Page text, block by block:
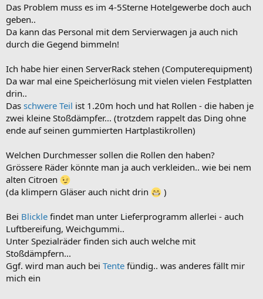
Das Problem muss es im 4-5Sterne Hotelgewerbe doch auch
geben..
Da kann das Personal mit dem Servierwagen ja auch nich
durch die Gegend bimmeln!
Ich habe hier einen ServerRack stehen (Computerequipment)
Da war mal eine Speicherlösung mit vielen vielen Festplatten
drin..
Das schwere Teil ist 1.20m hoch und hat Rollen - die haben je
zwei kleine Stoßdämpfer... (trotzdem rappelt das Ding ohne
ende auf seinen gummierten Hartplastikrollen)
Welchen Durchmesser sollen die Rollen den haben?
Grössere Räder könnte man ja auch verkleiden.. wie bei nem
alten Citroen
(da klimpern Gläser auch nicht drin
)
Bei Blickle findet man unter Lieferprogramm allerlei - auch
Luftbereifung, Weichgummi..
Unter Spezialräder finden sich auch welche mit
Stoßdämpfern...
Ggf. wird man auch bei Tente fündig.. was anderes fällt mir
mich ein